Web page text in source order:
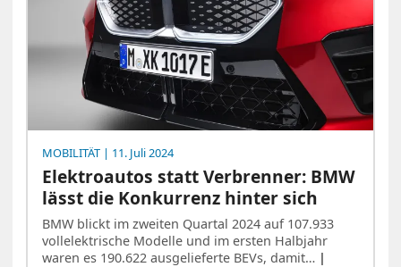
MOBILITÄT | 11. Juli 2024
Elektroautos statt Verbrenner: BMW
lässt die Konkurrenz hinter sich
BMW blickt im zweiten Quartal 2024 auf 107.933
vollelektrische Modelle und im ersten Halbjahr
waren es 190.622 ausgelieferte BEVs, damit… |